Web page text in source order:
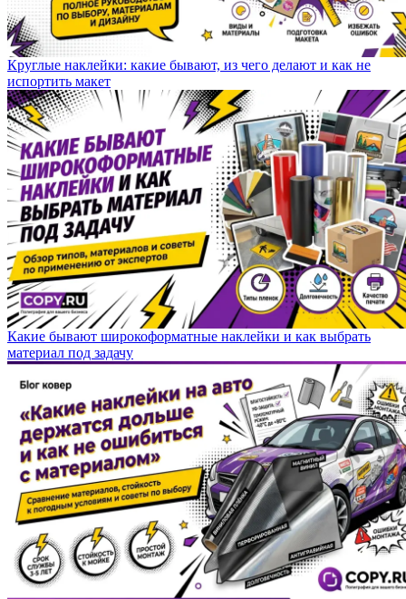
Круглые наклейки: какие бывают, из чего делают и как не
испортить макет
Какие бывают широкоформатные наклейки и как выбрать
материал под задачу